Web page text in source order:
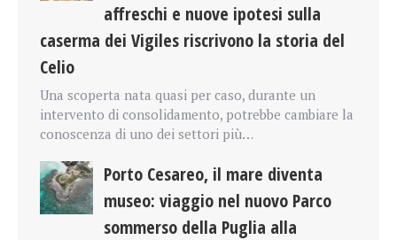
affreschi e nuove ipotesi sulla
caserma dei Vigiles riscrivono la storia del
Celio
Una scoperta nata quasi per caso, durante un
intervento di consolidamento, potrebbe cambiare la
conoscenza di uno dei settori più…
Porto Cesareo, il mare diventa
museo: viaggio nel nuovo Parco
sommerso della Puglia alla